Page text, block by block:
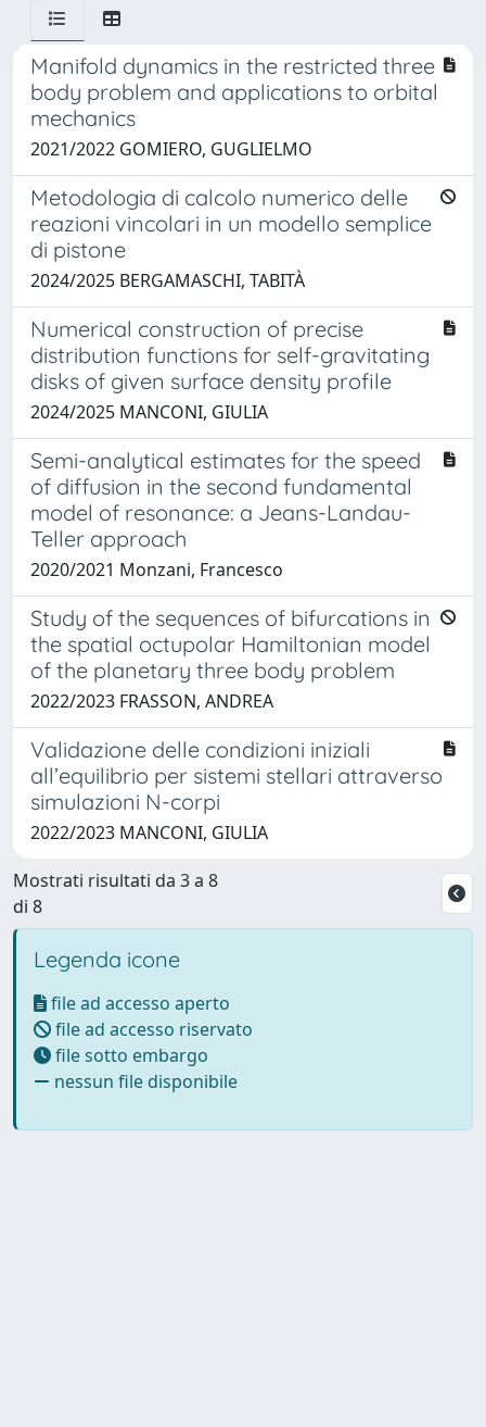
Manifold dynamics in the restricted three
body problem and applications to orbital
mechanics
2021/2022 GOMIERO, GUGLIELMO
Metodologia di calcolo numerico delle
reazioni vincolari in un modello semplice
di pistone
2024/2025 BERGAMASCHI, TABITÀ
Numerical construction of precise
distribution functions for self-gravitating
disks of given surface density profile
2024/2025 MANCONI, GIULIA
Semi-analytical estimates for the speed
of diffusion in the second fundamental
model of resonance: a Jeans-Landau-
Teller approach
2020/2021 Monzani, Francesco
Study of the sequences of bifurcations in
the spatial octupolar Hamiltonian model
of the planetary three body problem
2022/2023 FRASSON, ANDREA
Validazione delle condizioni iniziali
all’equilibrio per sistemi stellari attraverso
simulazioni N-corpi
2022/2023 MANCONI, GIULIA
Mostrati risultati da 3 a 8
di 8
Legenda icone
file ad accesso aperto
file ad accesso riservato
file sotto embargo
nessun file disponibile